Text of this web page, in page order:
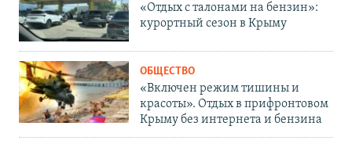
«Отдых с талонами на бензин»:
курортный сезон в Крыму
ОБЩЕСТВО
«Включен режим тишины и
красоты». Отдых в прифронтовом
Крыму без интернета и бензина